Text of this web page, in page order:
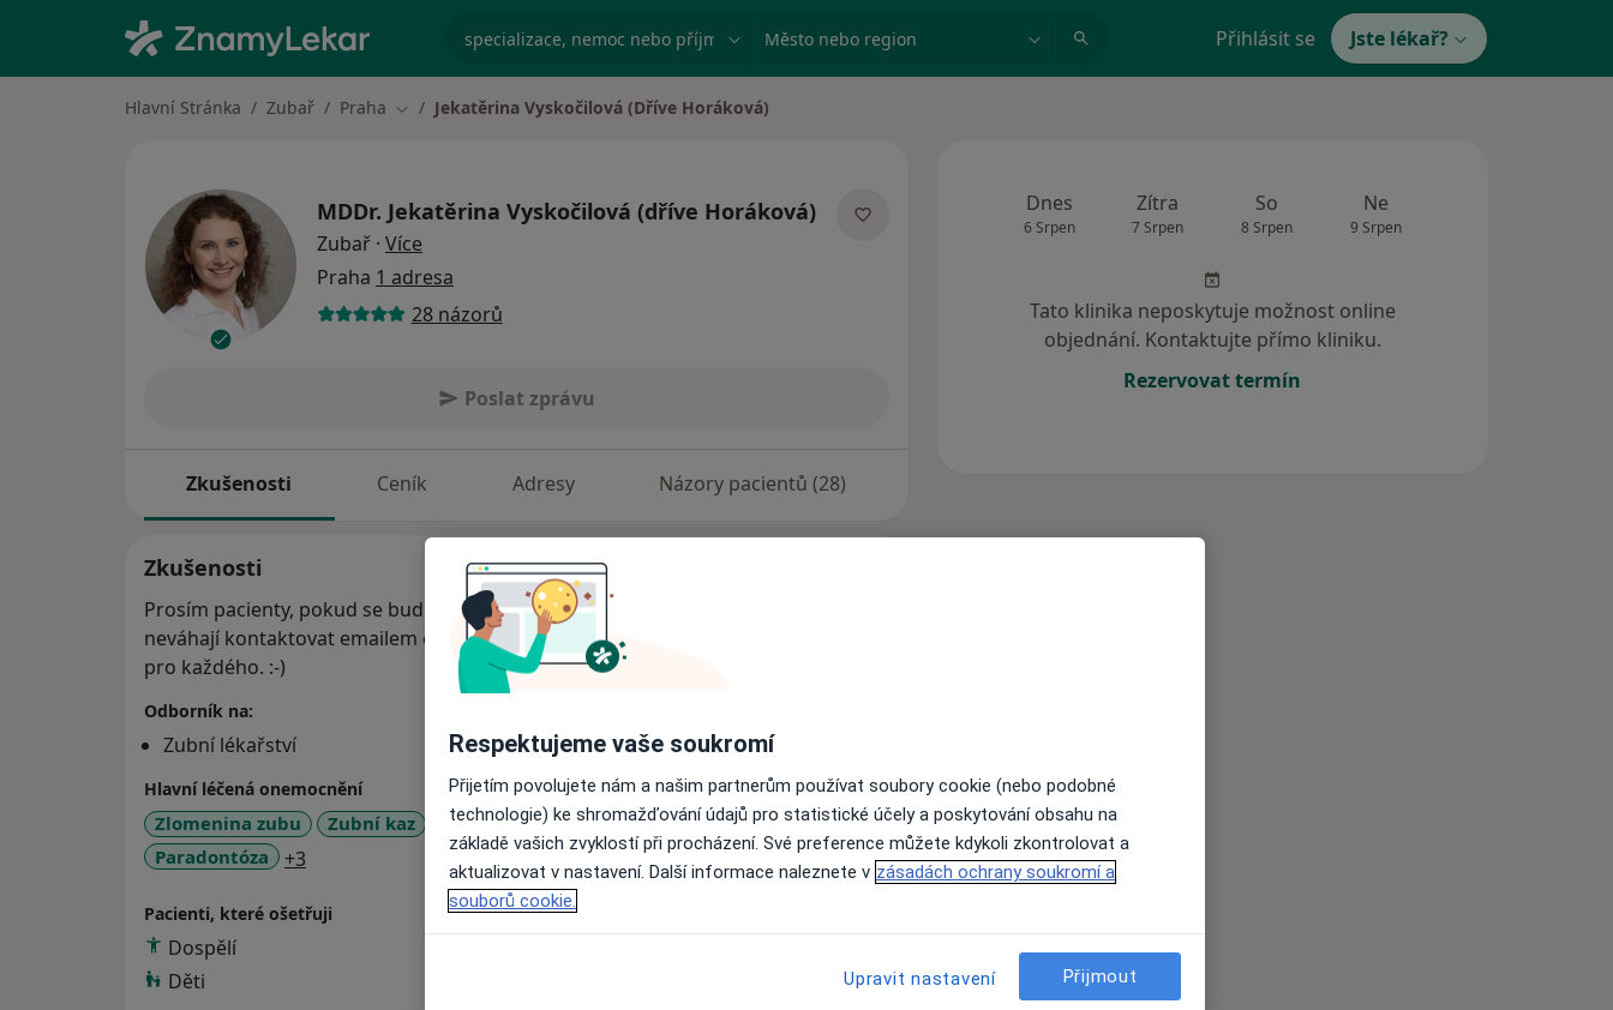
specializace, nemoc nebo příjmení Město nebo region Přihlásit se Jste lékař?
Hlavní Stránka Zubař Praha Změna města
Jekatěrina Vyskočilová (Dříve Horáková)
MDDr. Jekatěrina Vyskočilová (dříve Horáková)
Zubař · Více
Praha 1 adresa
28 názorů
Poslat zprávu
Zkušenosti Ceník Adresy Názory pacientů (28)
Zkušenosti
Prosím pacienty, pokud se budou chtít objednat k nám na kliniku, nechť nás
neváhají kontaktovat emailem či telefonicky a společně vymyslíme ideální termín
pro každého. :-)
Odborník na:
Zubní lékařství
Hlavní léčená onemocnění
Zlomenina zubu Zubní kaz Problémy se zuby
Krvácení z dásní
Paradontóza
+3 a11y_sr_more_diseases
Pacienti, které ošetřuji
Dospělí
Děti
Dnes
6 Srpen
Zítra
7 Srpen
So
8 Srpen
Ne
9 Srpen
Tato klinika neposkytuje možnost online
objednání. Kontaktujte přímo kliniku.
Rezervovat termín
Respektujeme vaše soukromí
Přijetím povolujete nám a našim partnerům používat soubory cookie (nebo podobné
technologie) ke shromažďování údajů pro statistické účely a poskytování obsahu na
základě vašich zvyklostí při procházení. Své preference můžete kdykoli zkontrolovat a
aktualizovat v nastavení. Další informace naleznete v zásadách ochrany soukromí a
souborů cookie.
Upravit nastavení Přijmout